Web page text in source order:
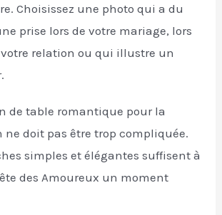
Choisissez une photo qui a du
prise lors de votre mariage, lors
relation ou qui illustre un
de table romantique pour la
doit pas être trop compliquée.
simples et élégantes suffisent à
des Amoureux un moment